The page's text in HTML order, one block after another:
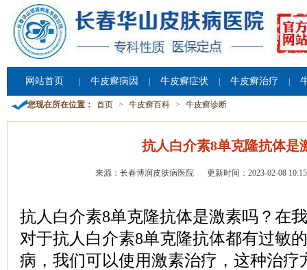
网站首页 牛皮癣病因 牛皮癣症状 牛皮癣治疗
您现在所在位置： 首页 > 牛皮癣百科 > 牛皮癣诊断
抗人白介素8单克隆抗体是
来源：长春博润皮肤病医院 更新时间：2023-02-08
抗人白介素8单克隆抗体是激素吗？在
对于抗人白介素8单克隆抗体都有过敏
病，我们可以使用激素治疗，这种治疗